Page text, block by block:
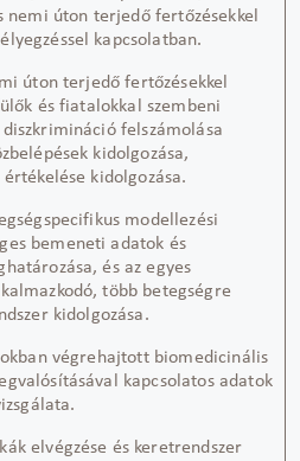
nemi úton terjedő fertőzésekkel
kapcsolatban.
úton terjedő fertőzésekkel
és fiatalokkal szembeni
diszkrimináció felszámolása
kidolgozása,
kidolgozása.
modellezési
bemeneti adatok és
és az egyes
több betegségre
kidolgozása.
végrehajtott biomedicinális
sával kapcsolatos adatok
.
elvégzése és keretrendszer